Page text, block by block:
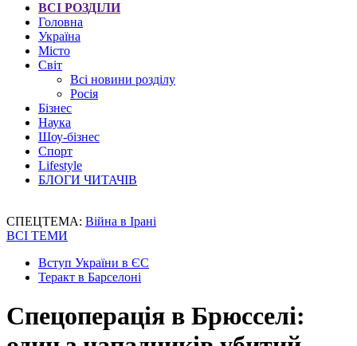
ВСІ РОЗДІЛИ
Головна
Україна
Місто
Світ
Всі новини розділу
Росія
Бізнес
Наука
Шоу-бізнес
Спорт
Lifestyle
БЛОГИ ЧИТАЧІВ
СПЕЦТЕМА: Війна в Ірані
ВСІ ТЕМИ
Вступ України в ЄС
Теракт в Барселоні
Спецоперація в Брюсселі: